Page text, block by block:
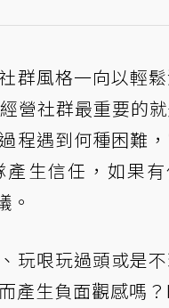
群風格一向以輕
營社群最重要的
程遇到何種困難
生信任，如果
。
玩哏玩過頭或是
產生負面觀感嗎